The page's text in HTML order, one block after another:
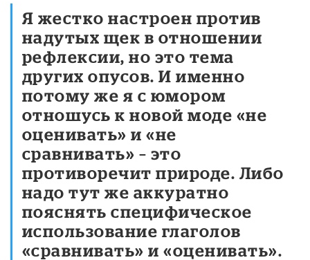
Я жестко настроен против
надутых щек в отношении
рефлексии, но это тема
других опусов. И именно
потому же я с юмором
отношусь к новой моде «не
оценивать» и «не
сравнивать» – это
противоречит природе. Либо
надо тут же аккуратно
пояснять специфическое
использование глаголов
«сравнивать» и «оценивать».